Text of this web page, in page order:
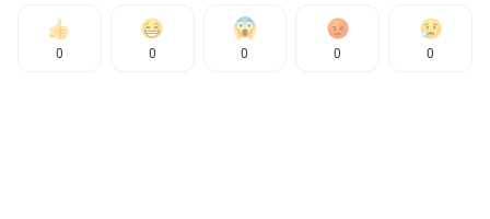
0 0 0 0 0